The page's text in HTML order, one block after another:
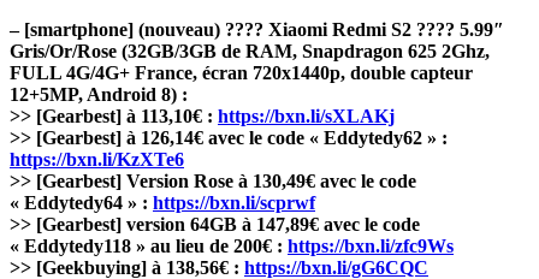
– [smartphone] (nouveau) ???? Xiaomi Redmi S2 ???? 5.99″
Gris/Or/Rose (32GB/3GB de RAM, Snapdragon 625 2Ghz,
FULL 4G/4G+ France, écran 720x1440p, double capteur
12+5MP, Android 8) :
>> [Gearbest] à 113,10€ : https://bxn.li/sXLAKj
>> [Gearbest] à 126,14€ avec le code « Eddytedy62 » :
https://bxn.li/KzXTe6
>> [Gearbest] Version Rose à 130,49€ avec le code
« Eddytedy64 » : https://bxn.li/scprwf
>> [Gearbest] version 64GB à 147,89€ avec le code
« Eddytedy118 » au lieu de 200€ : https://bxn.li/zfc9Ws
>> [Geekbuying] à 138,56€ : https://bxn.li/gG6CQC